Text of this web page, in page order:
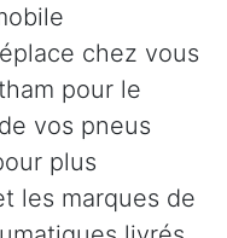
chez vous
pour le
vos pneus
plus
les marques de